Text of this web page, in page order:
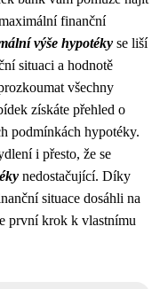
finanční
výše hypotéky se liší
situaci a hodnotě
všechny
získáte přehled o
podmínkách hypotéky.
i přesto, že se
nedostačující. Díky
situace dosáhli na
první krok k vlastnímu